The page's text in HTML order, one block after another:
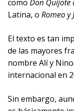
como Don Quijote
Latina, o Romeo y
El texto es tan
de las mayores
nombre Alí y
internacional en
Sin embargo,